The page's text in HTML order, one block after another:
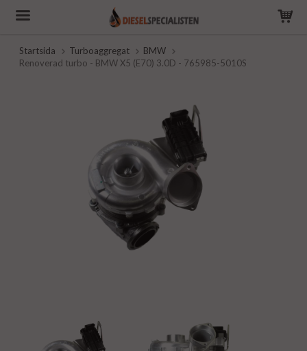
Startsida Turboaggregat
BMW
Renoverad turbo - BMW X5 (E70) 3.0D - 765985-5010S